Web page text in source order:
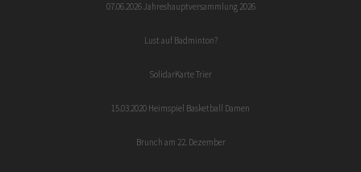
07.06.2026 Jahreshauptversammlung 2026
Lust auf Badminton?
SolidarKarte Trier
15.03.2020 Heimspiel Basketball Damen
Brunch am 22. Dezember